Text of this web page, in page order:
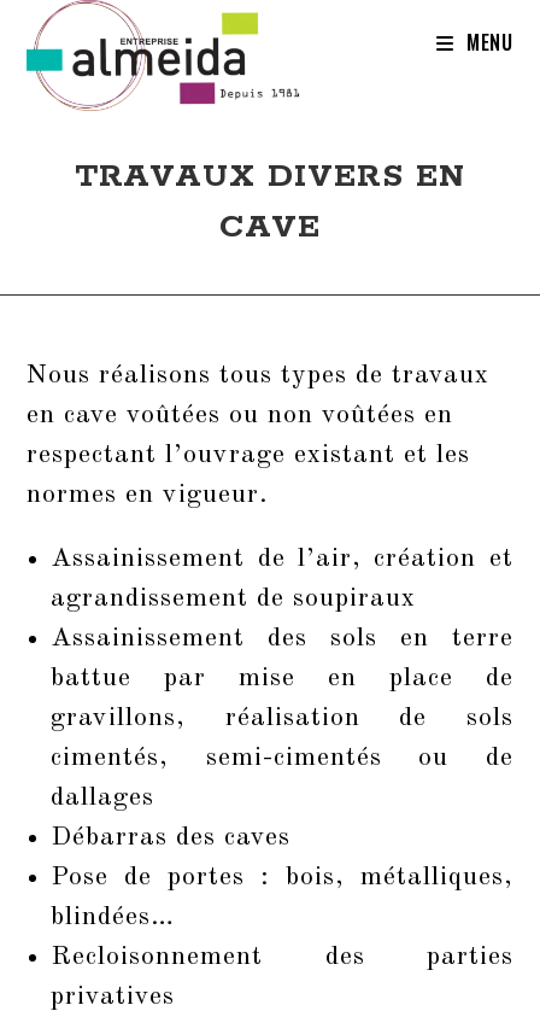
MENU
TRAVAUX DIVERS EN
CAVE
Nous réalisons tous types de travaux
en cave voûtées ou non voûtées en
respectant l’ouvrage existant et les
normes en vigueur.
Assainissement de l’air, création et
agrandissement de soupiraux
Assainissement des sols en terre
battue par mise en place de
gravillons, réalisation de sols
cimentés, semi-cimentés ou de
dallages
Débarras des caves
Pose de portes : bois, métalliques,
blindées…
Recloisonnement des parties
privatives